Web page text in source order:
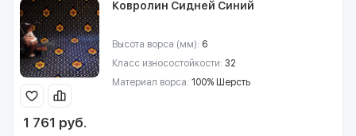
Ковролин Сидней Синий
Высота ворса (мм): 6
Класс износостойкости: 32
Материал ворса: 100% Шерсть
1 761 руб.